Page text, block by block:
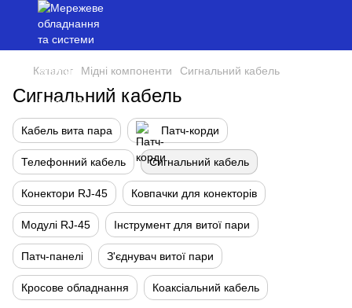
Каталог Мідні компоненти Сигнальний кабель
Сигнальний кабель
Кабель вита пара Патч-корди
Телефонний кабель Сигнальний кабель
Конектори RJ-45 Ковпачки для конекторів
Модулі RJ-45 Інструмент для витої пари
Патч-панелі З'єднувач витої пари
Кросове обладнання Коаксіальний кабель